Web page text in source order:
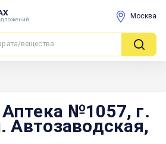
Москва
№1057, г.
Автозаводская,